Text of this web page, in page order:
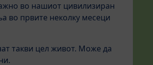
во нашиот цивилизиран
во првите неколку месеци
такви цел живот. Може да